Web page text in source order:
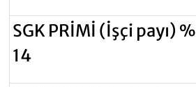
SGK PRİMİ (İşçi payı) %
14